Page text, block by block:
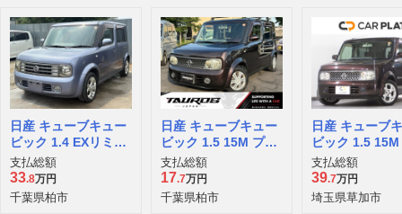
日産 キューブキュー
ビック 1.4 EXリミテ
ッド
支払総額
33.8万円
千葉県柏市
日産 キューブキュー
ビック 1.5 15M プラ
スナビHDD
支払総額
17.7万円
千葉県柏市
日産 キューブ
ビック 1.5
スナビHDD
支払総額
39.7万円
埼玉県草加市